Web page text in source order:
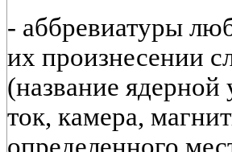
- аббревиатуры
их произнесении
(название ядерной
ток, камера,